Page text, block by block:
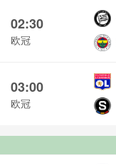
02:30
欧冠
03:00
欧冠